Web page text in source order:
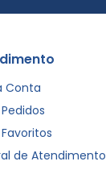
Conta
de Atendimento